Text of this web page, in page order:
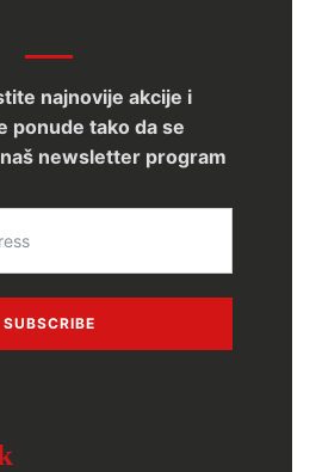
najnovije akcije i
ponude tako da se
newsletter program
SUBSCRIBE